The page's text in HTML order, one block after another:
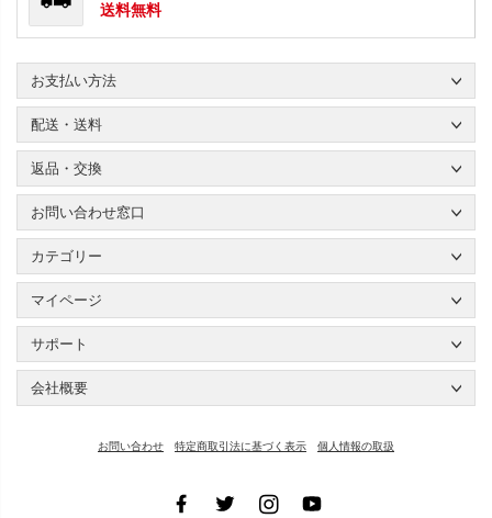
送料無料
お支払い方法
配送・送料
返品・交換
お問い合わせ窓口
カテゴリー
マイページ
サポート
会社概要
お問い合わせ 特定商取引法に基づく表示 個人情報の取扱